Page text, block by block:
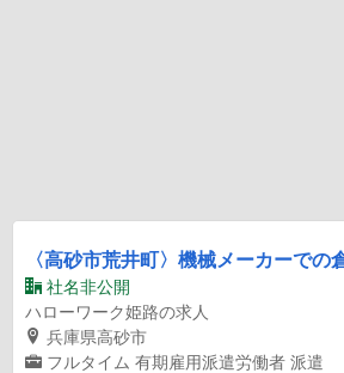
〈高砂市荒井町〉機械メーカーでの
社名非公開
ハローワーク姫路の求人
兵庫県高砂市
フルタイム 有期雇用派遣労働者 派遣